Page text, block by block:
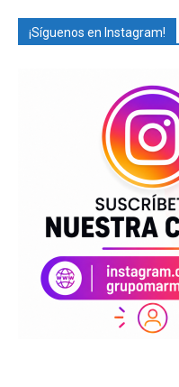
¡Síguenos en Instagram!